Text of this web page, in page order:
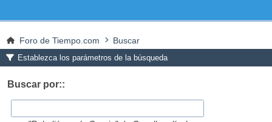
Foro de Tiempo.com Buscar
Establezca los parámetros de la búsqueda
Buscar por::